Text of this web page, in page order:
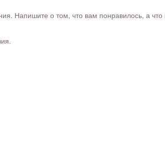
Напишите о том, что вам понравилось, а